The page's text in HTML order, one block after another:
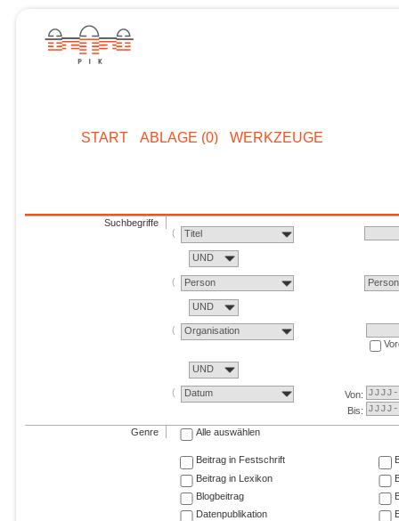
START ABLAGE (0) WERKZEUGE
Suchbegriffe
Titel
UND
Person Person
UND
Organisation
UND
Datum
Von:
Bis:
Genre Alle auswählen
Beitrag in Festschrift
Beitrag in Lexikon
Blogbeitrag
Datenpublikation